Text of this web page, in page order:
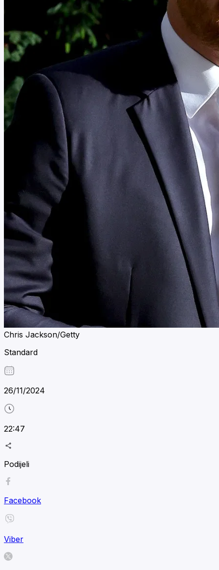
Chris Jackson/Getty
Standard
26/11/2024
22:47
Podijeli
Facebook
Viber